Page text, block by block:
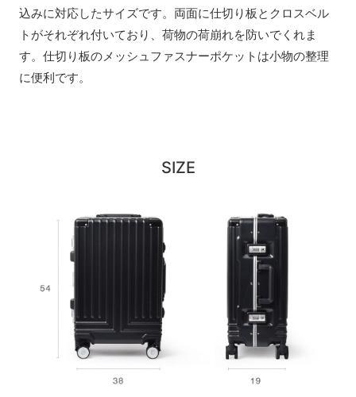
込みに対応したサイズです。両面に仕切り板とクロスベル
トがそれぞれ付いており、荷物の荷崩れを防いでくれま
す。仕切り板のメッシュファスナーポケットは小物の整理
に便利です。
SIZE